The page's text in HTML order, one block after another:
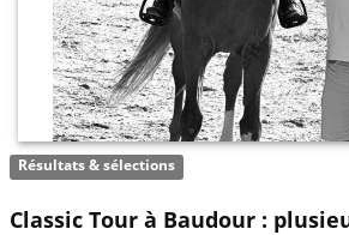
Résultats & sélections
Classic Tour à Baudour :